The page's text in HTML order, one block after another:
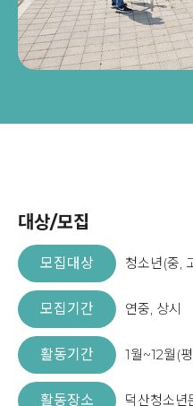
대상/모집
모집대상 청소년(중,
모집기간 연중, 상시
활동기간 1월~12월(
활동장소 덕산청소년